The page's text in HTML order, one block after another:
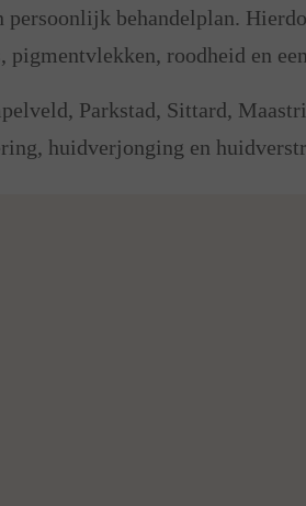
behandelplan.
roodheid en
Parkstad, Sittard,
huidverjonging en